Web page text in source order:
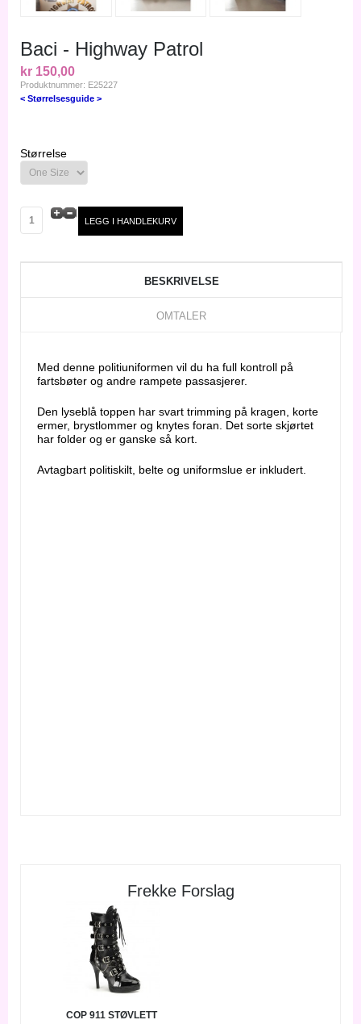
Baci - Highway Patrol
kr 150,00
Produktnummer: E25227
< Størrelsesguide >
Størrelse
BESKRIVELSE
OMTALER
Med denne politiuniformen vil du ha full kontroll på
fartsbøter og andre rampete passasjerer.
Den lyseblå toppen har svart trimming på kragen, korte
ermer, brystlommer og knytes foran. Det sorte skjørtet
har folder og er ganske så kort.
Avtagbart politiskilt, belte og uniformslue er inkludert.
Frekke Forslag
COP 911 STØVLETT